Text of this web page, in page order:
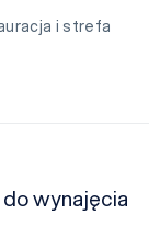
i strefa
wynajęcia